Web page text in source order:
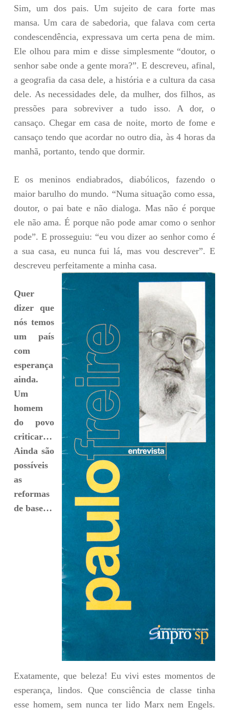
Sim, um dos pais. Um sujeito de cara forte mas
mansa. Um cara de sabedoria, que falava com certa
condescendência, expressava um certa pena de mim.
Ele olhou para mim e disse simplesmente “doutor, o
senhor sabe onde a gente mora?”. E descreveu, afinal,
a geografia da casa dele, a história e a cultura da casa
dele. As necessidades dele, da mulher, dos filhos, as
pressões para sobreviver a tudo isso. A dor, o
cansaço. Chegar em casa de noite, morto de fome e
cansaço tendo que acordar no outro dia, às 4 horas da
manhã, portanto, tendo que dormir.
E os meninos endiabrados, diabólicos, fazendo o
maior barulho do mundo. “Numa situação como essa,
doutor, o pai bate e não dialoga. Mas não é porque
ele não ama. É porque não pode amar como o senhor
pode”. E prosseguiu: “eu vou dizer ao senhor como é
a sua casa, eu nunca fui lá, mas vou descrever”. E
descreveu perfeitamente a minha casa.
Quer
dizer que
nós temos
um país
com
esperança
ainda.
Um
homem
do povo
criticar…
Ainda são
possíveis
as
reformas
de base…
Exatamente, que beleza! Eu vivi estes momentos de
esperança, lindos. Que consciência de classe tinha
esse homem, sem nunca ter lido Marx nem Engels.